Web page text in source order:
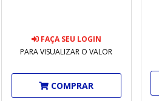
FAÇA SEU LOGIN
PARA VISUALIZAR O VALOR
COMPRAR